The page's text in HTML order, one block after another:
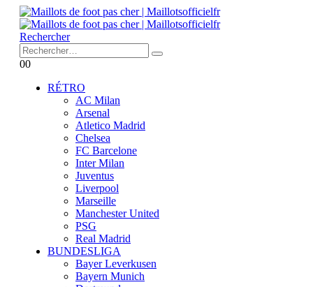
Rechercher
00
RÉTRO
AC Milan
Arsenal
Atletico Madrid
Chelsea
FC Barcelone
Inter Milan
Juventus
Liverpool
Marseille
Manchester United
PSG
Real Madrid
BUNDESLIGA
Bayer Leverkusen
Bayern Munich